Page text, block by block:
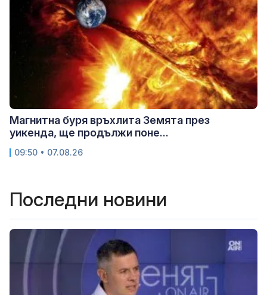
Магнитна буря връхлита Земята през
уикенда, ще продължи поне...
09:50 • 07.08.26
Последни новини